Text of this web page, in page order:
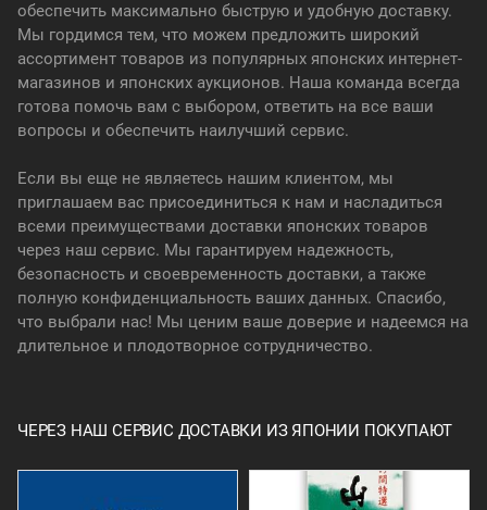
обеспечить максимально быструю и удобную доставку.
Мы гордимся тем, что можем предложить широкий
ассортимент товаров из популярных японских интернет-
магазинов и японских аукционов. Наша команда всегда
готова помочь вам с выбором, ответить на все ваши
вопросы и обеспечить наилучший сервис.
Если вы еще не являетесь нашим клиентом, мы
приглашаем вас присоединиться к нам и насладиться
всеми преимуществами доставки японских товаров
через наш сервис. Мы гарантируем надежность,
безопасность и своевременность доставки, а также
полную конфиденциальность ваших данных. Спасибо,
что выбрали нас! Мы ценим ваше доверие и надеемся на
длительное и плодотворное сотрудничество.
ЧЕРЕЗ НАШ СЕРВИС ДОСТАВКИ ИЗ ЯПОНИИ ПОКУПАЮТ